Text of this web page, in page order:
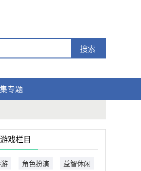
搜索
专题
戏栏目
角色扮演 益智休闲